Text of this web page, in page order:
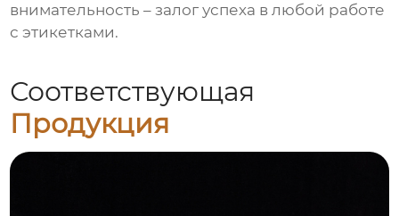
внимательность – залог успеха в любой работе
с этикетками.
Соответствующая
Продукция